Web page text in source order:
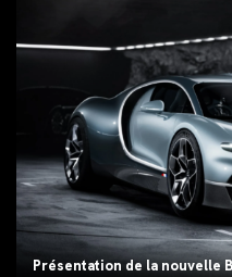
Présentation de la nouvelle